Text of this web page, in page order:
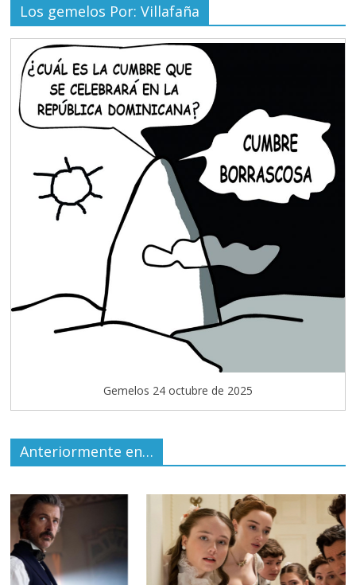
Los gemelos Por: Villafaña
Gemelos 24 octubre de 2025
Anteriormente en…